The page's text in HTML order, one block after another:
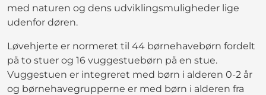
med naturen og dens udviklingsmuligheder lige
udenfor døren.
Løvehjerte er normeret til 44 børnehavebørn fordelt
på to stuer og 16 vuggestuebørn på en stue.
Vuggestuen er integreret med børn i alderen 0-2 år
og børnehavegrupperne er med børn i alderen fra